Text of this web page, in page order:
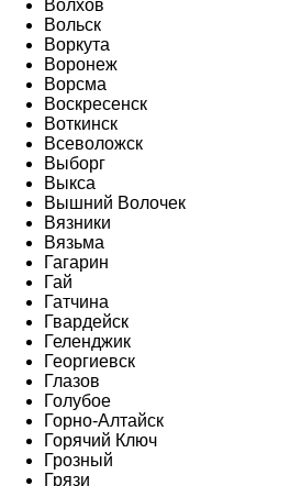
Волхов
Вольск
Воркута
Воронеж
Ворсма
Воскресенск
Воткинск
Всеволожск
Выборг
Выкса
Вышний Волочек
Вязники
Вязьма
Гагарин
Гай
Гатчина
Гвардейск
Геленджик
Георгиевск
Глазов
Голубое
Горно-Алтайск
Горячий Ключ
Грозный
Грязи